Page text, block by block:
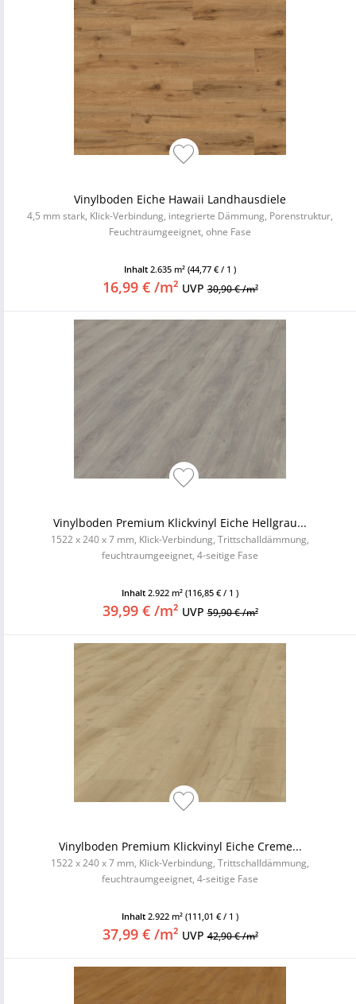
Vinylboden Eiche Hawaii Landhausdiele
4,5 mm stark, Klick-Verbindung, integrierte Dämmung, Porenstruktur,
Feuchtraumgeeignet, ohne Fase
Inhalt 2.635 m² (44,77 € / 1 )
16,99 € /m² UVP30,90 € /m²
Vinylboden Premium Klickvinyl Eiche Hellgrau...
1522 x 240 x 7 mm, Klick-Verbindung, Trittschalldämmung,
feuchtraumgeeignet, 4-seitige Fase
Inhalt 2.922 m² (116,85 € / 1 )
39,99 € /m² UVP59,90 € /m²
Vinylboden Premium Klickvinyl Eiche Creme...
1522 x 240 x 7 mm, Klick-Verbindung, Trittschalldämmung,
feuchtraumgeeignet, 4-seitige Fase
Inhalt 2.922 m² (111,01 € / 1 )
37,99 € /m² UVP42,90 € /m²